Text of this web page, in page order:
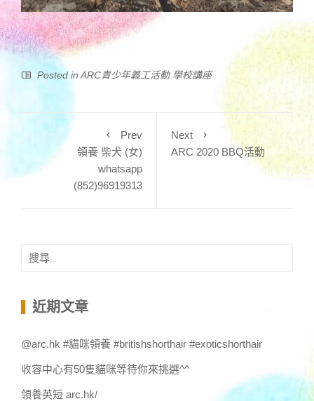
Posted in ARC青少年義工活動 學校講座
Prev
領養 柴犬 (女)
whatsapp
(852)96919313
Next
ARC 2020 BBQ活動
搜
鍵 近期文章
@arc.hk #貓咪領養 #britishshorthair #exoticshorthair
收容中心有50隻貓咪等待你來挑選^^
領養英短 arc.hk/